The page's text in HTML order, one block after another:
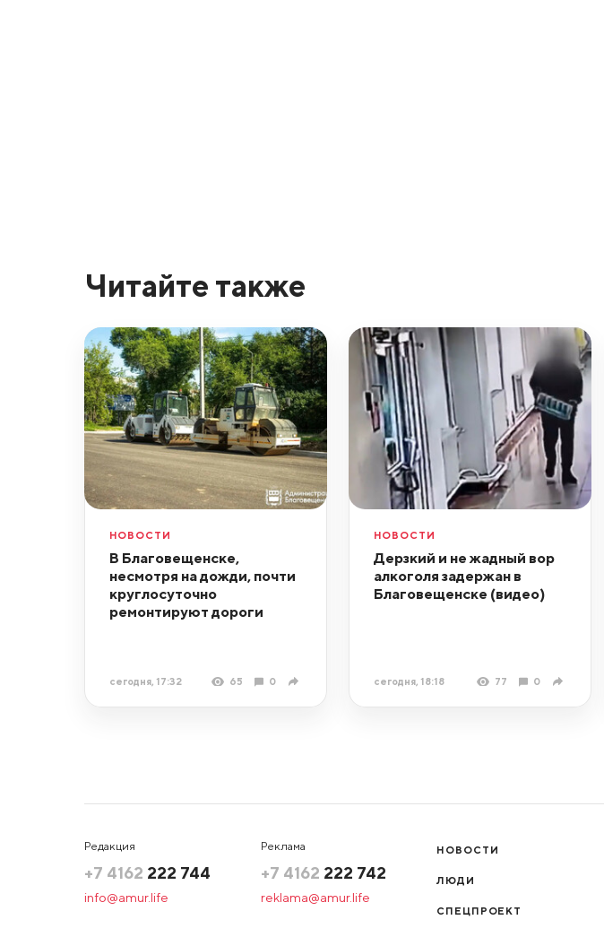
Читайте также
НОВОСТИ
В Благовещенске,
несмотря на дожди, почти
круглосуточно
ремонтируют дороги
сегодня, 17:32 65 0
НОВОСТИ
Дерзкий и не жадный вор
алкоголя задержан в
Благовещенске (видео)
сегодня, 18:18 77 0
Редакция
+7 4162 222 744
info@amur.life
Реклама
+7 4162 222 742
reklama@amur.life
НОВОСТИ
ЛЮДИ
СПЕЦПРОЕКТ